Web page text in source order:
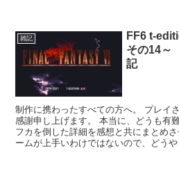
雑記
FF6 t-
その14～
記
制作に携わったすべての方へ。 プレイ
感謝申し上げます。 本当に、どうも有
フカを倒した詳細を感想と共にまとめ
ームが上手いわけではないので、どう